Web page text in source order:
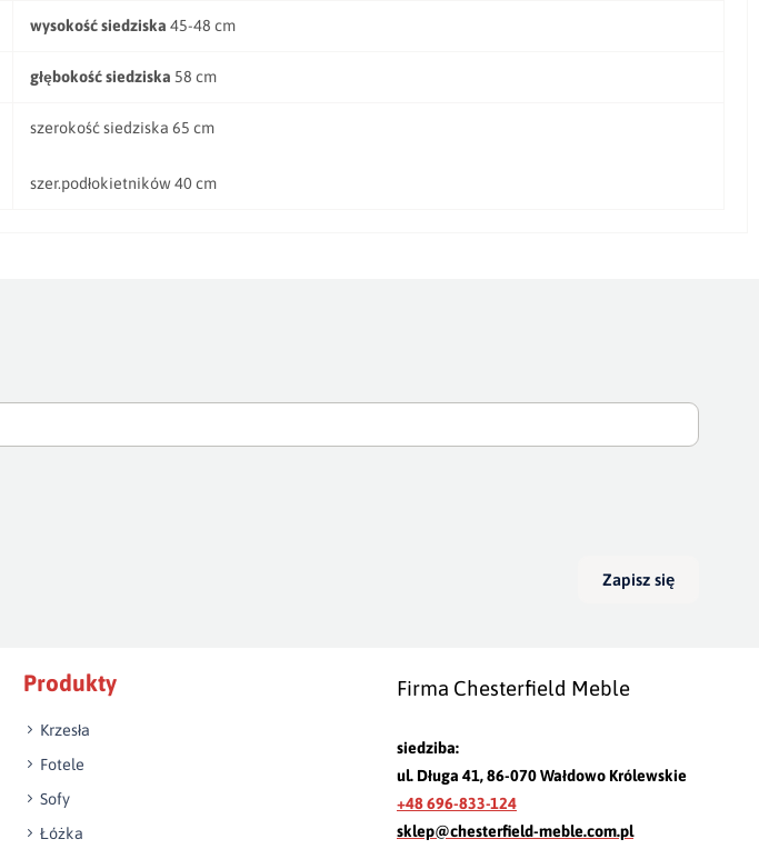
wysokość siedziska 45-48 cm
głębokość siedziska 58 cm
szerokość siedziska 65 cm
szer.podłokietników 40 cm
Zapisz się
Produkty
Krzesła
Fotele
Sofy
Łóżka
Firma Chesterfield Meble
siedziba:
ul. Długa 41, 86-070 Wałdowo Królewskie
+48 696-833-124
sklep@chesterfield-meble.com.pl